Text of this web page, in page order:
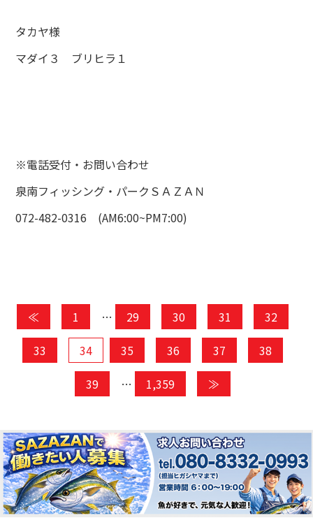
タカヤ様
マダイ３ ブリヒラ１
※電話受付・お問い合わせ
泉南フィッシング・パークＳＡＺＡＮ
072-482-0316 (AM6:00~PM7:00)
≪ 1 … 29 30 31
32
33
34 35 36 37
38
39
… 1,359 ≫